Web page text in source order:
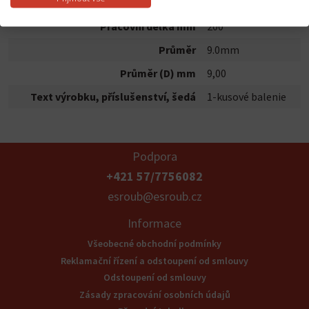
Pracovní délka mm
200
Průměr
9.0mm
Průměr (D) mm
9,00
Text výrobku, příslušenství, šedá
1-kusové balenie
Podpora
+421 57/7756082
esroub@esroub.cz
Informace
Všeobecné obchodní podmínky
Reklamační řízení a odstoupení od smlouvy
Odstoupení od smlouvy
Zásady zpracování osobních údajů